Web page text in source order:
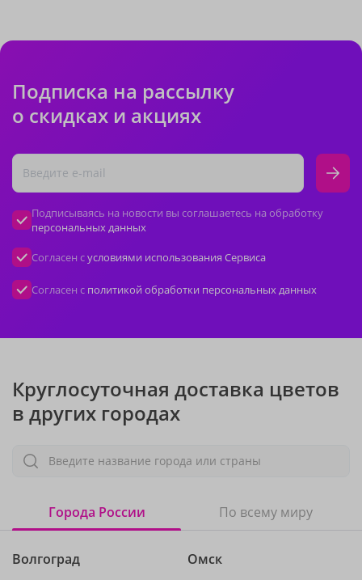
Подписка на рассылку
о скидках и акциях
Подписываясь на новости вы соглашаетесь на обработку
персональных данных
Согласен сусловиями использования Сервиса
Согласен с политикой обработки персональных данных
Круглосуточная доставка цветов
в других городах
Введите название города или страны
Города России По всему миру
Волгоград
Омск